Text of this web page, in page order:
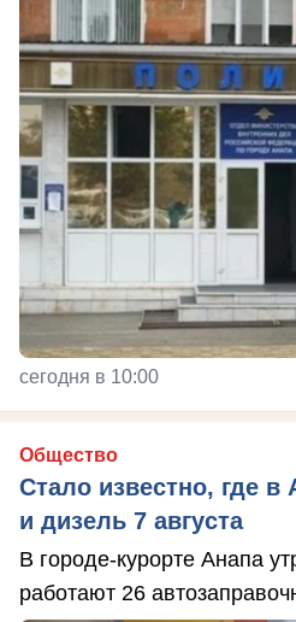
сегодня в 10:00
Общество
Стало известно, где в
и дизель 7 августа
В городе-курорте Анапа
работают 26